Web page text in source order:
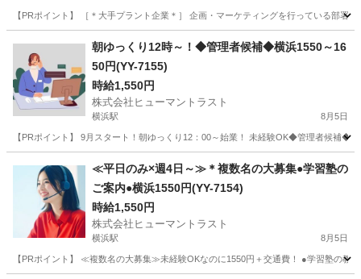
【PRポイント】 ［＊大手プラント企業＊］ 企画・マーケティングを行っている部
みなとみらい駅 一般事務
ヒューマントラスト
朝ゆっくり12時～！◆管理者候補◆横浜1550～16
50円(YY-7155)
時給1,550円
株式会社ヒューマントラスト
横浜駅 8月5日
【PRポイント】 9月スタート！朝ゆっくり12：00～始業！ 未経験OK◆管理者候補◆
横浜駅 電話対応 ヒューマントラスト
≪平日のみ×週4日～≫＊複数名の大募集●学習塾の
ご案内●横浜1550円(YY-7154)
時給1,550円
株式会社ヒューマントラスト
横浜駅 8月5日
【PRポイント】 ≪複数名の大募集≫未経験OKなのに1550円＋交通費！ ●学習塾の教